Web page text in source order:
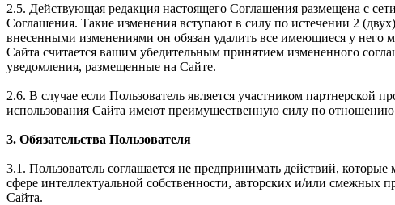
2.5. Действующая редакция настоящего Соглашения размещена с
Соглашения. Такие изменения вступают в силу по истечении 2
внесенными изменениями он обязан удалить все имеющиеся у него
Сайта считается вашим убедительным принятием измененного
уведомления, размещенные на Сайте.
2.6. В случае если Пользователь является участником
использования Сайта имеют преимущественную силу по
3. Обязательства Пользователя
3.1. Пользователь соглашается не предпринимать действий,
сфере интеллектуальной собственности, авторских и/или
Сайта.